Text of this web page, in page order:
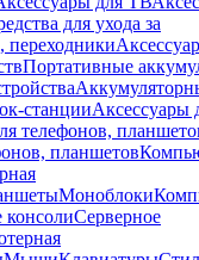
для ухода за
переходники
Портативные
станцииАксессуары
телефонов,
планшетов
Моноблоки
Серверное